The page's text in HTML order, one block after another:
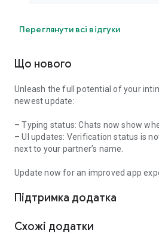
Переглянути всі відгуки
Що нового
Unleash the full potential of your
newest update:
– Typing status: Chats now show
– UI updates: Verification status is
next to your partner’s name.
Update now for an improved app
Підтримка додатка
Схожі додатки